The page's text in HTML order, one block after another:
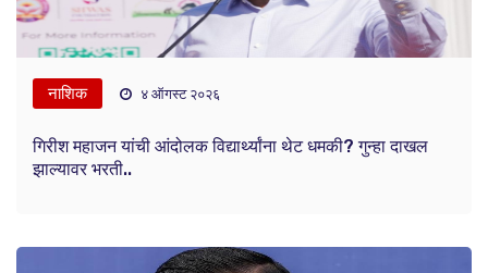
नाशिक ४ ऑगस्ट २०२६
गिरीश महाजन यांची आंदोलक विद्यार्थ्यांना थेट धमकी? गुन्हा दाखल
झाल्यावर भरती..